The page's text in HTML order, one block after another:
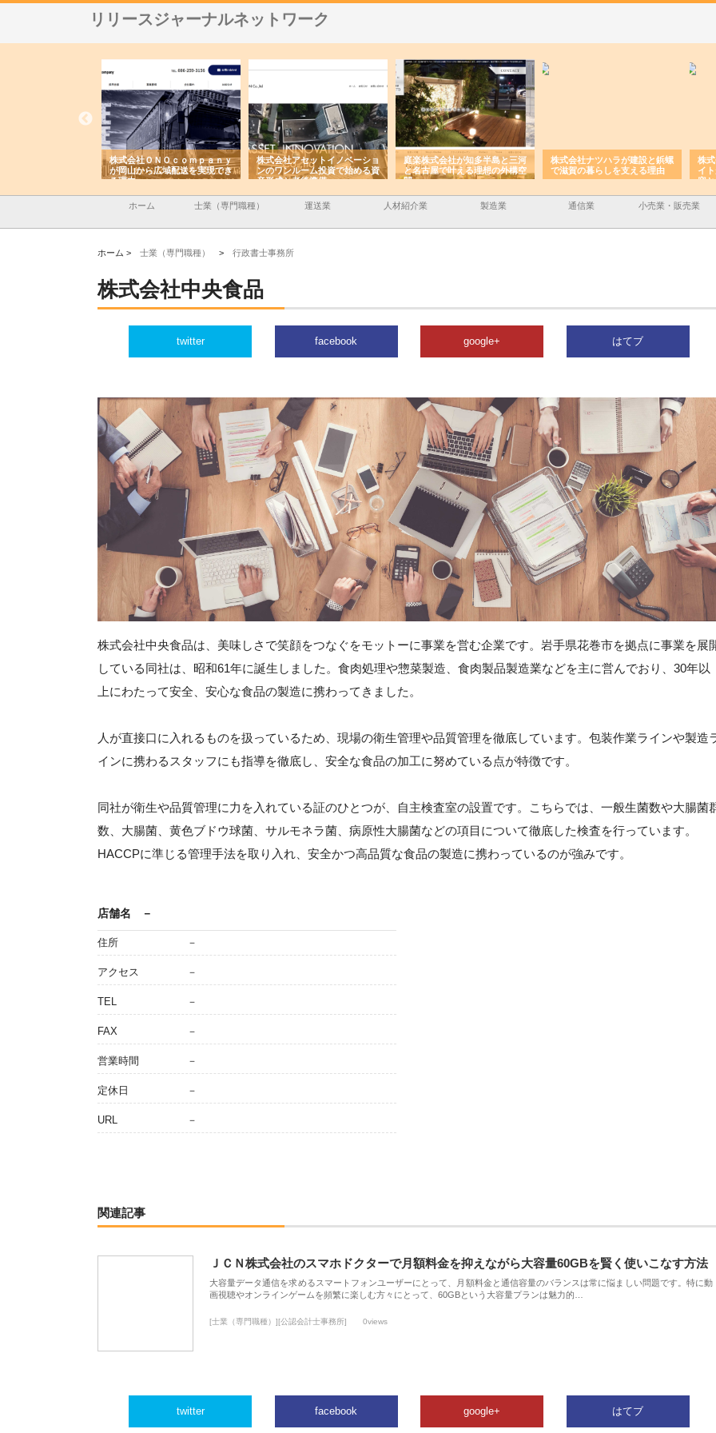
リリースジャーナルネットワーク
株式会社ＯＮＯｃｏｍｐａｎｙ
が岡山から広域配送を実現でき
る理由
株式会社アセットイノベーショ
ンのワンルーム投資で始める資
産形成と老後準備
庭楽株式会社が知多半島と三河
と名古屋で叶える理想の外構空
間
株式会社ナツハラが建設と鋲螺
で滋賀の暮らしを支える理由
株
イ
容
ホーム 士業（専門職種） 運送業 人材紹介業 製造業 通信業 小売業・販売業
ホーム > 士業（専門職種） > 行政書士事務所
株式会社中央食品
twitter facebook google+ はてブ
株式会社中央食品は、美味しさで笑顔をつなぐをモットーに事業を営む企業です。岩手県花巻市を拠点に事業を展
している同社は、昭和61年に誕生しました。食肉処理や惣菜製造、食肉製品製造業などを主に営んでおり、30年以
上にわたって安全、安心な食品の製造に携わってきました。
人が直接口に入れるものを扱っているため、現場の衛生管理や品質管理を徹底しています。包装作業ラインや製造
インに携わるスタッフにも指導を徹底し、安全な食品の加工に努めている点が特徴です。
同社が衛生や品質管理に力を入れている証のひとつが、自主検査室の設置です。こちらでは、一般生菌数や大腸菌
数、大腸菌、黄色ブドウ球菌、サルモネラ菌、病原性大腸菌などの項目について徹底した検査を行っています。
HACCPに準じる管理手法を取り入れ、安全かつ高品質な食品の製造に携わっているのが強みです。
店舗名 －
住所 －
アクセス －
TEL －
FAX －
営業時間 －
定休日 －
URL －
関連記事
ＪＣＮ株式会社のスマホドクターで月額料金を抑えながら大容量60GBを賢く使いこなす方法
大容量データ通信を求めるスマートフォンユーザーにとって、月額料金と通信容量のバランスは常に悩ましい問題です。特に動
画視聴やオンラインゲームを頻繁に楽しむ方々にとって、60GBという大容量プランは魅力的…
[士業（専門職種）][公認会計士事務所] 0views
twitter facebook google+ はてブ